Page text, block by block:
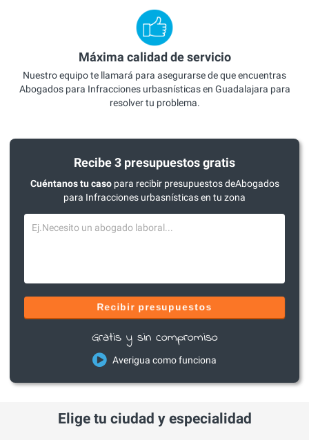
Máxima calidad de servicio
Nuestro equipo te llamará para asegurarse de que encuentras
Abogados para Infracciones urbasnísticas en Guadalajara para
resolver tu problema.
Recibe 3 presupuestos gratis
Cuéntanos tu casopara recibir presupuestos deAbogados
para Infracciones urbasnísticas en tu zona
Recibir presupuestos
Gratis y sin compromiso
Averigua como funciona
Elige tu ciudad y especialidad